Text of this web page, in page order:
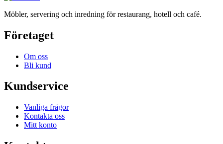
Möbler, servering och inredning för restaurang, hotell och café.
Företaget
Om oss
Bli kund
Kundservice
Vanliga frågor
Kontakta oss
Mitt konto